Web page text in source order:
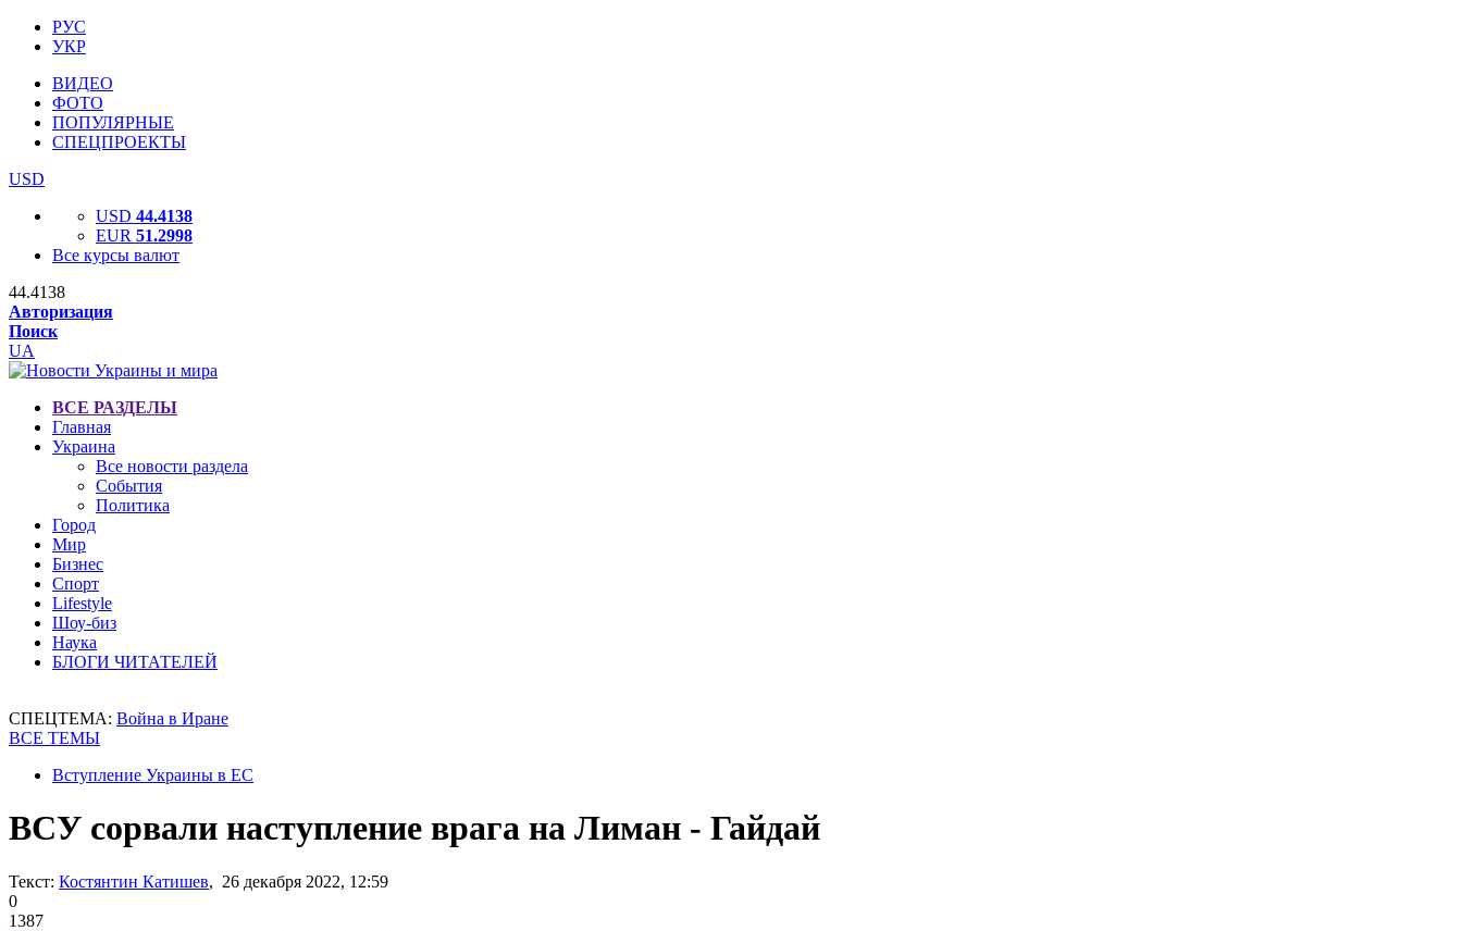
РУС
УКР
ВИДЕО
ФОТО
ПОПУЛЯРНЫЕ
СПЕЦПРОЕКТЫ
USD
USD 44.4138
EUR 51.2998
Все курсы валют
44.4138
Авторизация
Поиск
UA
ВСЕ РАЗДЕЛЫ
Главная
Украина
Все новости раздела
События
Политика
Город
Мир
Бизнес
Спорт
Lifestyle
Шоу-биз
Наука
БЛОГИ ЧИТАТЕЛЕЙ
СПЕЦТЕМА: Война в Иране
ВСЕ ТЕМЫ
Вступление Украины в ЕС
ВСУ сорвали наступление врага на Лиман - Гайдай
Текст: Костянтин Катишев, 26 декабря 2022, 12:59
0
1387